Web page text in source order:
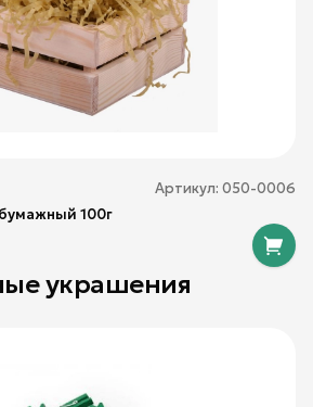
Артикул: 050-0006
100г
украшения